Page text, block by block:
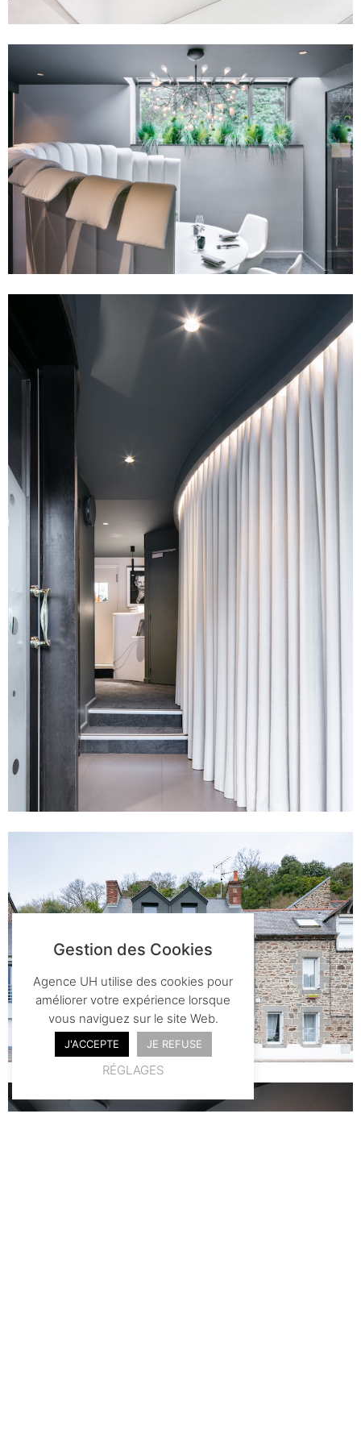
Gestion des Cookies
Agence UH utilise des cookies pour
améliorer votre expérience lorsque
vous naviguez sur le site Web.
J'ACCEPTE JE REFUSE
RÉGLAGES